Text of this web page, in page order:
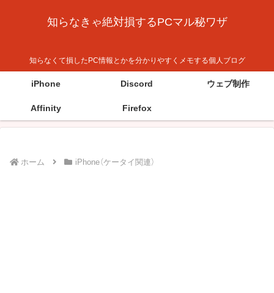
知らなきゃ絶対損するPCマル秘ワザ
知らなくて損したPC情報とかを分かりやすくメモする個人ブログ
iPhone Discord ウェブ制作
Affinity Firefox
ホーム iPhone（ケータイ関連）